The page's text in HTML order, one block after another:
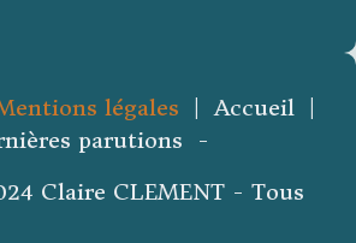
légales | Accueil |
parutions -
Claire CLEMENT - Tous